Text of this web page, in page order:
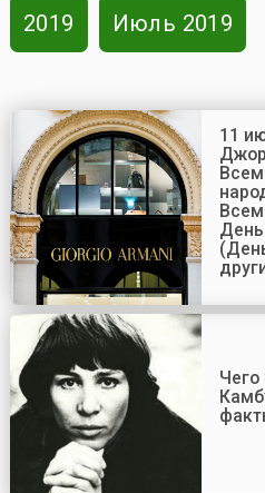
2019 Июль 2019
11
Чего